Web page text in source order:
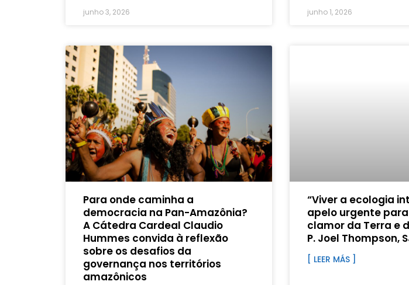
junho 3, 2026 junho 1, 2026
Para onde caminha a
democracia na Pan-Amazônia?
A Cátedra Cardeal Claudio
Hummes convida à reflexão
sobre os desafios da
governança nos territórios
amazônicos
“Viver a ecologia
apelo urgente
clamor da Terra e
P. Joel Thompson,
[ LEER MÁS ]